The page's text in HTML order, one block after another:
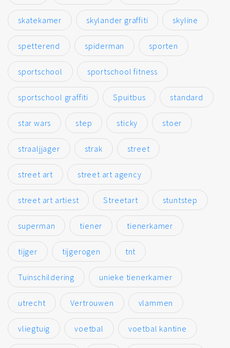
skatekamer skylander graffiti skyline
spetterend spiderman sporten
sportschool sportschool fitness
sportschool graffiti Spuitbus standard
star wars step sticky stoer
straaljjager strak street
street art street art agency
street art artiest Streetart stuntstep
superman tiener tienerkamer
tijger tijgerogen tnt
Tuinschildering unieke tienerkamer
utrecht Vertrouwen vlammen
vliegtuig voetbal voetbal kantine